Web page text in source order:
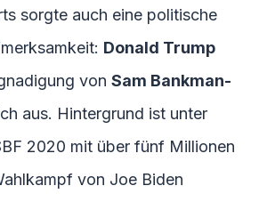
sorgte auch eine politische
Donald Trump
vonSam Bankman-
aus. Hintergrund ist unter
2020 mit über fünf Millionen
von Joe Biden